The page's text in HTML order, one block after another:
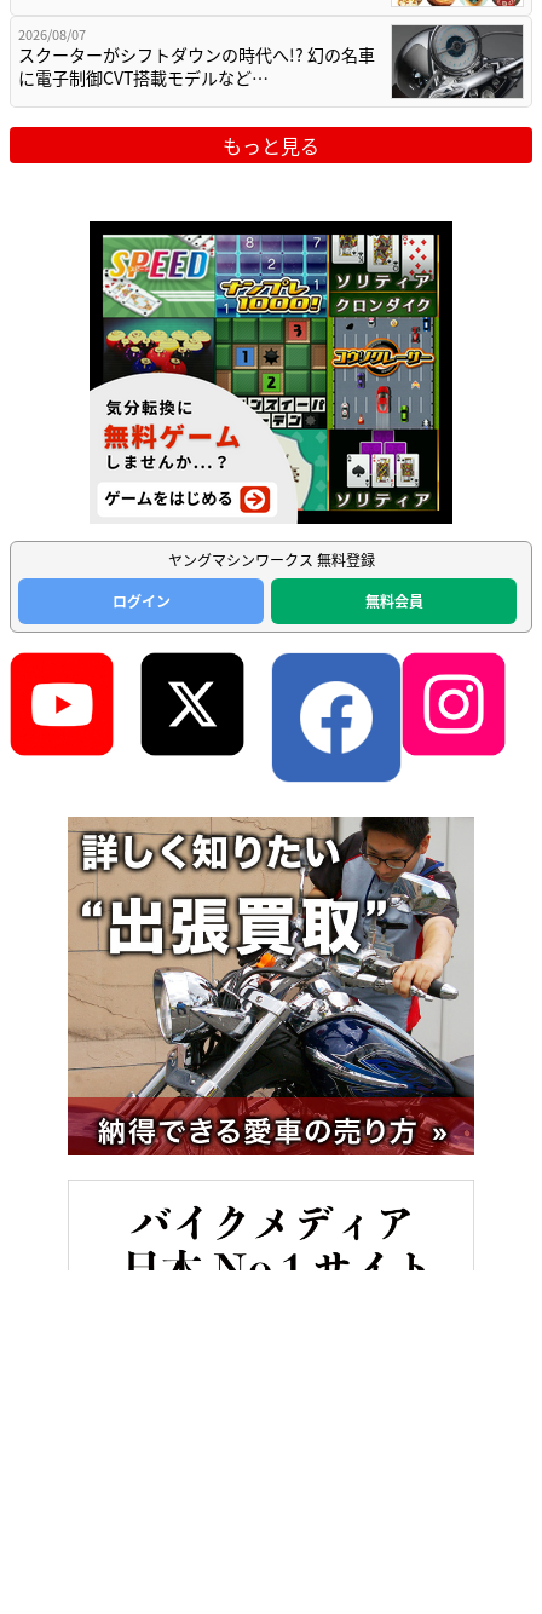
2026/08/07
スクーターがシフトダウンの時代へ!? 幻の名車
に電子制御CVT搭載モデルなど…
もっと見る
ヤングマシンワークス 無料登録
ログイン
無料会員